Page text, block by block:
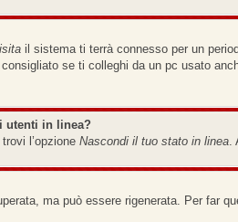
il sistema ti terrà connesso per un
consigliato se ti colleghi da un pc usato
utenti in linea?
l’opzione Nascondi il tuo stato in linea.
ma può essere rigenerata. Per far